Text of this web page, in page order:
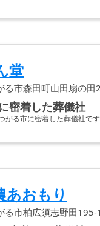
堂
る市森田町山田扇の田
密着した葬儀社
がる市に密着した葬儀社で
あおもり
る市柏広須志野田195-1